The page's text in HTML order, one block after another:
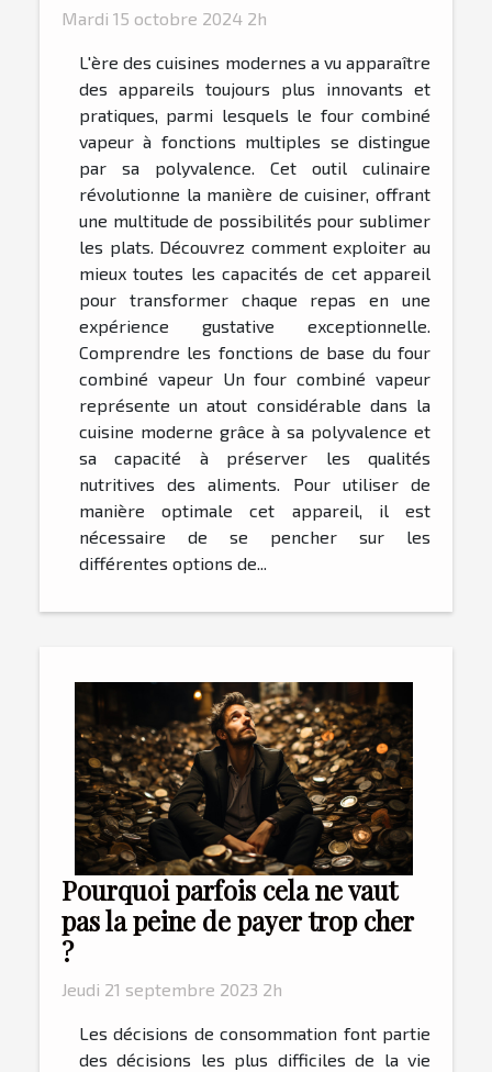
Mardi 15 octobre 2024 2h
L'ère des cuisines modernes a vu apparaître
des appareils toujours plus innovants et
pratiques, parmi lesquels le four combiné
vapeur à fonctions multiples se distingue
par sa polyvalence. Cet outil culinaire
révolutionne la manière de cuisiner, offrant
une multitude de possibilités pour sublimer
les plats. Découvrez comment exploiter au
mieux toutes les capacités de cet appareil
pour transformer chaque repas en une
expérience gustative exceptionnelle.
Comprendre les fonctions de base du four
combiné vapeur Un four combiné vapeur
représente un atout considérable dans la
cuisine moderne grâce à sa polyvalence et
sa capacité à préserver les qualités
nutritives des aliments. Pour utiliser de
manière optimale cet appareil, il est
nécessaire de se pencher sur les
différentes options de...
Pourquoi parfois cela ne vaut
pas la peine de payer trop cher
?
Jeudi 21 septembre 2023 2h
Les décisions de consommation font partie
des décisions les plus difficiles de la vie